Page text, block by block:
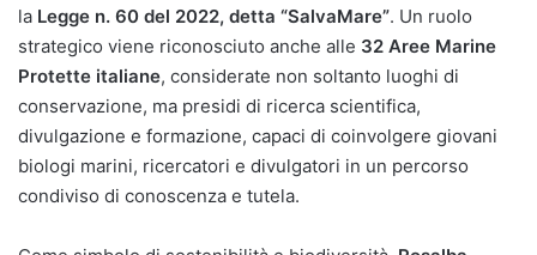
la Legge n. 60 del 2022, detta “SalvaMare”. Un ruolo
strategico viene riconosciuto anche alle 32 Aree Marine
Protette italiane, considerate non soltanto luoghi di
conservazione, ma presidi di ricerca scientifica,
divulgazione e formazione, capaci di coinvolgere giovani
biologi marini, ricercatori e divulgatori in un percorso
condiviso di conoscenza e tutela.